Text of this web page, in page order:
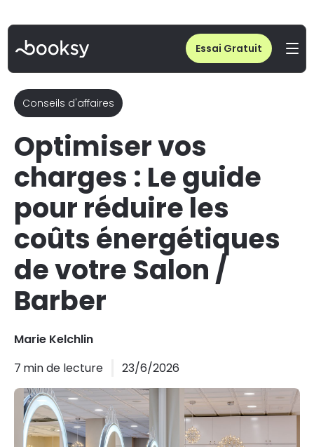
Essai Gratuit
Réduire les coûts énergétiques de votre salon
Conseils d'affaires
Optimiser vos
charges : Le guide
pour réduire les
coûts énergétiques
de votre Salon /
Barber
Marie Kelchlin
7 min de lecture 23/6/2026